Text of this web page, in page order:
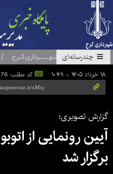
چندرسانه‌ای
۱۸ خرداد ۱۴۰۵ - ۱۰:۴۹
کد مطلب: 90076
گزارش تصویری؛
برگزار شد